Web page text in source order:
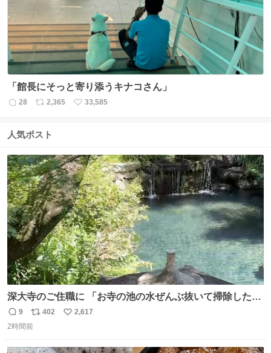
「館長にそっと寄り添うキナコさん」
返
数
28
リ
ス
数
2,365
い
33,585
人気ポスト
深大寺のご住職に 「お寺の池の水ぜんぶ抜いて掃除した
ら、 モネの池くらい綺麗になったから見てみて」 といわれ
訪れたら 本当にモネの池くらい綺麗でした。 蓮こそ咲いて
返
信
9
リ
ポ
402
い
2,617
2時間前